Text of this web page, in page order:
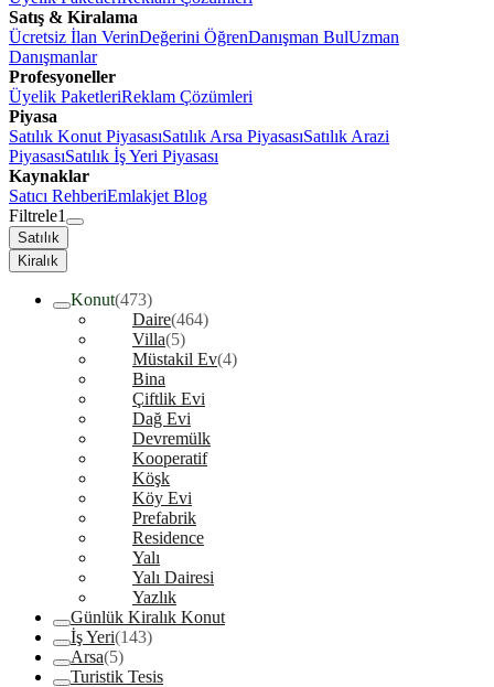
Satış & Kiralama
Ücretsiz İlan VerinDeğerini ÖğrenDanışman BulUzman
Danışmanlar
Profesyoneller
Üyelik PaketleriReklam Çözümleri
Piyasa
Satılık Konut PiyasasıSatılık Arsa PiyasasıSatılık Arazi
PiyasasıSatılık İş Yeri Piyasası
Kaynaklar
Satıcı RehberiEmlakjet Blog
Filtrele1
Satılık
Kiralık
Konut(473)
Daire(464)
Villa(5)
Müstakil Ev(4)
Bina
Çiftlik Evi
Dağ Evi
Devremülk
Kooperatif
Köşk
Köy Evi
Prefabrik
Residence
Yalı
Yalı Dairesi
Yazlık
Günlük Kiralık Konut
İş Yeri(143)
Arsa(5)
Turistik Tesis